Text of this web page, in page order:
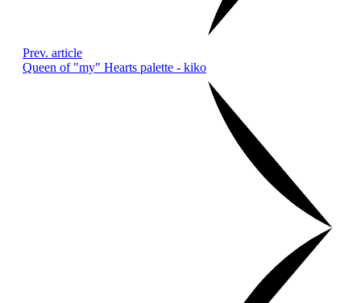
Prev. article
Queen of "my" Hearts palette - kiko